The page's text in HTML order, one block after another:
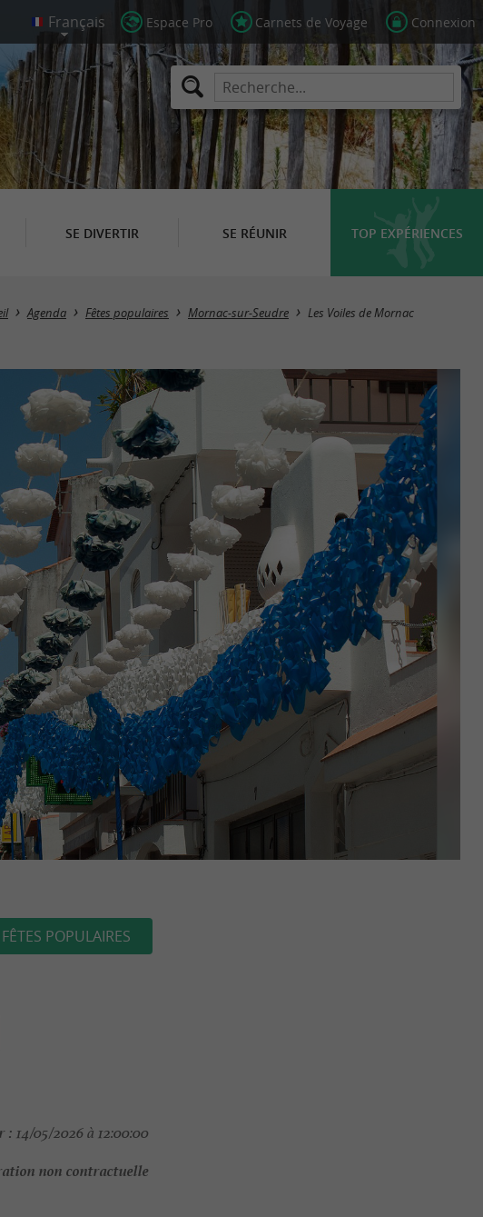
Espace Pro Carnets de Voyage Connexion
SE DIVERTIR SE RÉUNIR TOP EXPÉRIENCES
Agenda Fêtes populaires Mornac-sur-Seudre Les Voiles de Mornac
FÊTES POPULAIRES
: 14/05/2026 à 12:00:00
non contractuelle